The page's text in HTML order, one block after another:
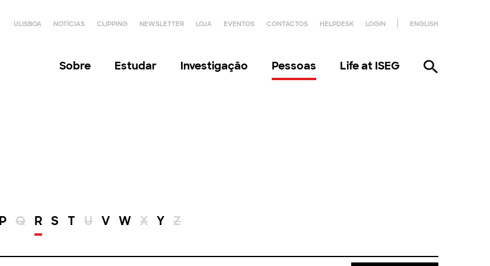
ULISBOA NOTÍCIAS CLIPPING NEWSLETTER LOJA EVENTOS CONTACTOS HELPDESK LOGIN ENGLISH
Sobre Estudar Investigação Pessoas Life at ISEG
P Q R S T U V W X Y Z